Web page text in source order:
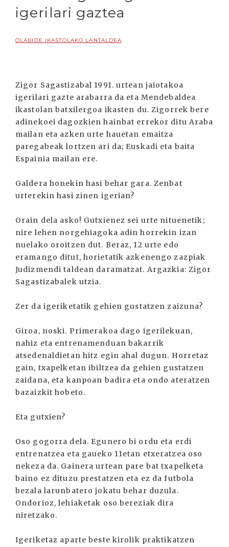
igerilari gaztea
OLABIDE IKASTOLAKO LANTALDEA
Zigor Sagastizabal 1991. urtean jaiotakoa
igerilari gazte arabarra da eta Mendebaldea
ikastolan batxilergoa ikasten du. Zigorrek bere
adinekoei dagozkien hainbat errekor ditu Araba
mailan eta azken urte hauetan emaitza
paregabeak lortzen ari da; Euskadi eta baita
Espainia mailan ere.
Galdera honekin hasi behar gara. Zenbat
urterekin hasi zinen igerian?
Orain dela asko! Gutxienez sei urte nituenetik;
nire lehen norgehiagoka adin horrekin izan
nuelako oroitzen dut. Beraz, 12 urte edo
eramango ditut, horietatik azkenengo zazpiak
Judizmendi taldean daramatzat. Argazkia: Zigor
Sagastizabalek utzia.
Zer da igeriketatik gehien gustatzen zaizuna?
Giroa, noski. Primerakoa dago igerilekuan,
nahiz eta entrenamenduan bakarrik
atsedenaldietan hitz egin ahal dugun. Horretaz
gain, txapelketan ibiltzea da gehien gustatzen
zaidana, eta kanpoan badira eta ondo ateratzen
bazaizkit hobeto.
Eta gutxien?
Oso gogorra dela. Egunero bi ordu eta erdi
entrenatzea eta gaueko 11etan etxeratzea oso
nekeza da. Gainera urtean pare bat txapelketa
baino ez dituzu prestatzen eta ez da futbola
bezala larunbatero jokatu behar duzula.
Ondorioz, lehiaketak oso bereziak dira
niretzako.
Igeriketaz aparte beste kirolik praktikatzen